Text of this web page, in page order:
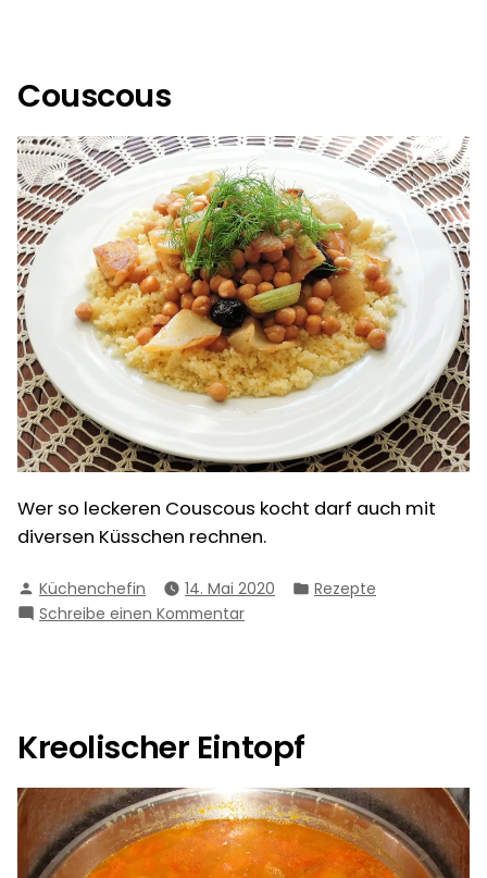
Couscous
Wer so leckeren Couscous kocht darf auch mit
diversen Küsschen rechnen.
Verfasst
von
Küchenchefin 14. Mai 2020
Veröffentlicht
Rezepte
Schreibe einen Kommentarzu
Kreolischer Eintopf